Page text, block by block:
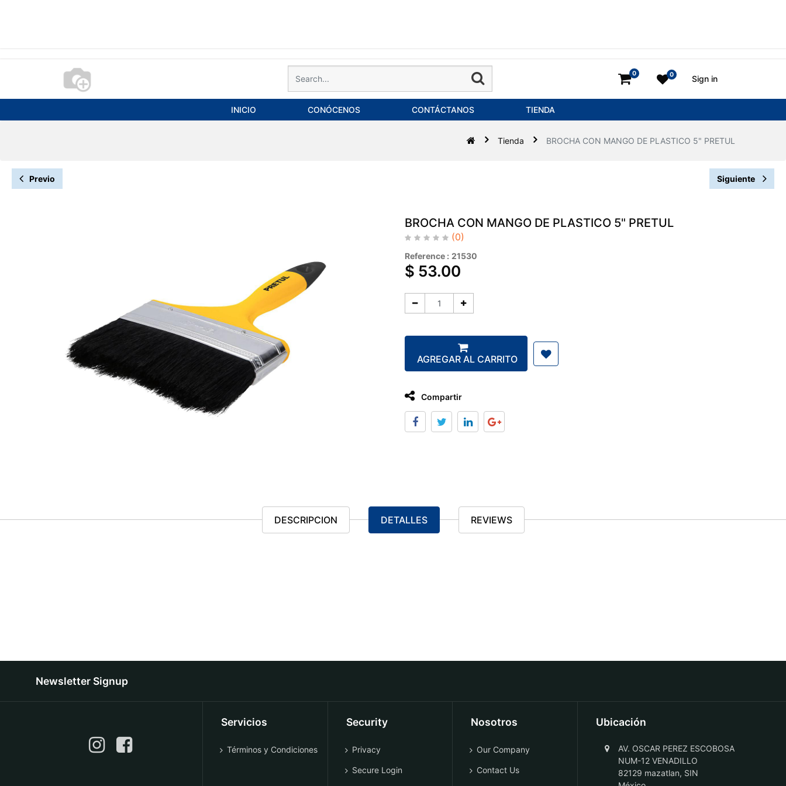
0 0 Sign in
INICIO CONÓCENOS CONTÁCTANOS TIENDA
Tienda BROCHA CON MANGO DE PLASTICO 5" PRETUL
Previo Siguiente
BROCHA CON MANGO DE PLASTICO 5" PRETUL
(0)
Reference : 21530
$ 53.00
AGREGAR AL CARRITO
Compartir
DESCRIPCION DETALLES REVIEWS
Newsletter Signup
Servicios
Términos y Condiciones
Security
Privacy
Secure Login
Nosotros
Our Company
Contact Us
Ubicación
AV. OSCAR PEREZ ESCOBOSA
NUM-12 VENADILLO
82129 mazatlan, SIN